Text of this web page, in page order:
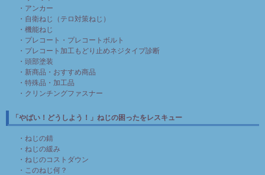
・アンカー
・自衛ねじ（テロ対策ねじ）
・機能ねじ
・プレコート・プレコートボルト
・プレコート加工もどり止めネジタイプ診断
・頭部塗装
・新商品・おすすめ商品
・特殊品・加工品
・クリンチングファスナー
「やばい！どうしよう！」ねじの困ったをレスキュー
・ねじの錆
・ねじの緩み
・ねじのコストダウン
・このねじ何？